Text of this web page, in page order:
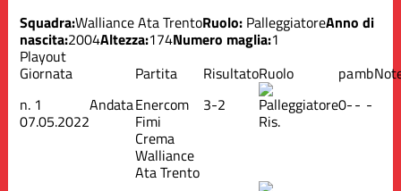
Squadra:Walliance Ata TrentoRuolo: PalleggiatoreAnno di
nascita:2004Altezza:174Numero maglia:1
Playout
Giornata Partita RisultatoRuolo pamb
n. 1
07.05.2022
AndataEnercom
Fimi
Crema
Walliance
Ata Trento
3-2
Ris.
0-- -